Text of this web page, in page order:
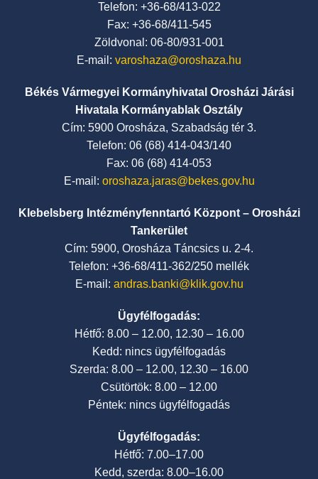
Telefon: +36-68/413-022
Fax: +36-68/411-545
Zöldvonal: 06-80/931-001
E-mail: varoshaza@oroshaza.hu
Békés Vármegyei Kormányhivatal Orosházi Járási
Hivatala Kormányablak Osztály
Cím: 5900 Orosháza, Szabadság tér 3.
Telefon: 06 (68) 414-043/140
Fax: 06 (68) 414-053
E-mail: oroshaza.jaras@bekes.gov.hu
Klebelsberg Intézményfenntartó Központ – Orosházi
Tankerület
Cím: 5900, Orosháza Táncsics u. 2-4.
Telefon: +36-68/411-362/250 mellék
E-mail: andras.banki@klik.gov.hu
Ügyfélfogadás:
Hétfő: 8.00 – 12.00, 12.30 – 16.00
Kedd: nincs ügyfélfogadás
Szerda: 8.00 – 12.00, 12.30 – 16.00
Csütörtök: 8.00 – 12.00
Péntek: nincs ügyfélfogadás
Ügyfélfogadás:
Hétfő: 7.00–17.00
Kedd, szerda: 8.00–16.00